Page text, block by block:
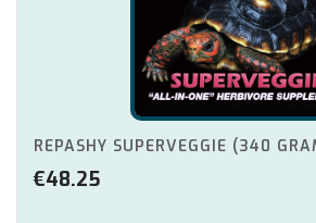
REPASHY SUPERVEGGIE (340
€48.25